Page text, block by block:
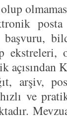
başvuru,
ekstreleri,
açısından
arşiv,
ve